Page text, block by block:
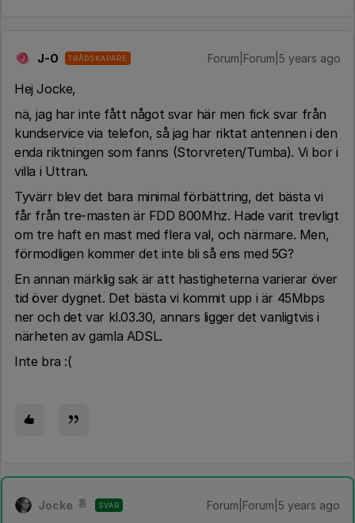
J J-O TRÅDSKAPARE Forum|Forum|5 years ago
Hej Jocke,
nä, jag har inte fått något svar här men fick svar från
kundservice via telefon, så jag har riktat antennen i den
enda riktningen som fanns (Storvreten/Tumba). Vi bor i
villa i Uttran.
Tyvärr blev det bara minimal förbättring, det bästa vi
får från tre-masten är FDD 800Mhz. Hade varit trevligt
om tre haft en mast med flera val, och närmare. Men,
förmodligen kommer det inte bli så ens med 5G?
En annan märklig sak är att hastigheterna varierar över
tid över dygnet. Det bästa vi kommit upp i är 45Mbps
ner och det var kl.03.30, annars ligger det vanligtvis i
närheten av gamla ADSL.
Inte bra :(
Jocke SVAR Forum|Forum|5 years ago